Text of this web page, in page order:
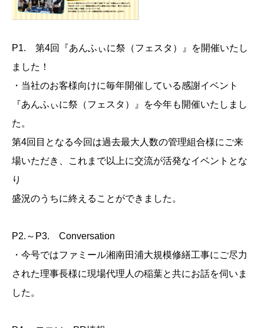
P1. 第4回『あんふぃに祭（フェスタ）』を開催いたし
ました！
・当社のお客様向けに毎年開催している感謝イベント
『あんふぃに祭（フェスタ）』を今年も開催いたしまし
た。
第4回目となる今回は過去最大人数の管理組合様にご来
場いただき、これまで以上に交流が活発なイベントとな
り
盛況のうちに終えることができました。
P2.～P3. Conversation
・今号ではファミール湘南田浦大規模修繕工事にご尽力
された理事長様に現場代理人の稲葉と共にお話を伺いま
した。